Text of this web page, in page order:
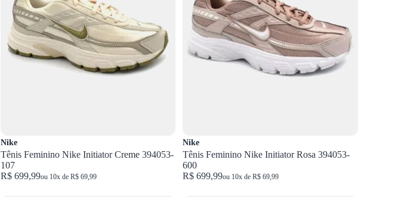
Nike
Tênis Feminino Nike Initiator Creme 394053-
107
R$ 699,99ou 10x de R$ 69,99
Nike
Tênis Feminino Nike Initiator Rosa 394053-
600
R$ 699,99ou 10x de R$ 69,99